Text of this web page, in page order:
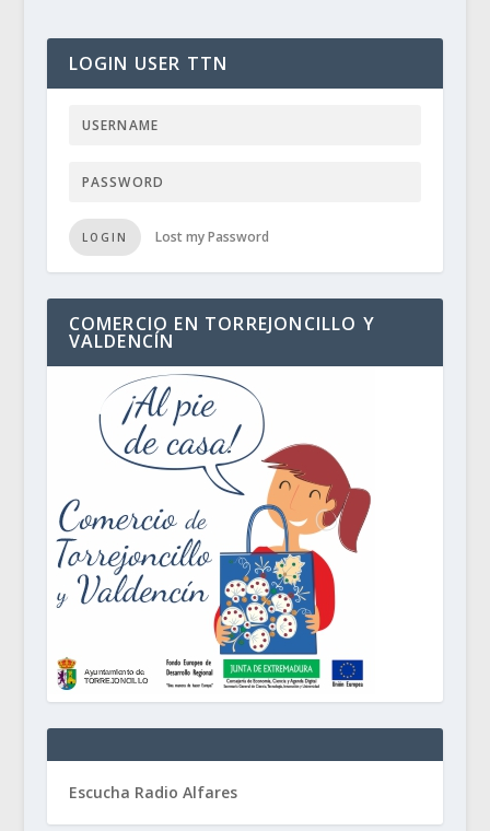
LOGIN USER TTN
LOGIN Lost my Password
COMERCIO EN TORREJONCILLO Y
VALDENCÍN
Escucha Radio Alfares